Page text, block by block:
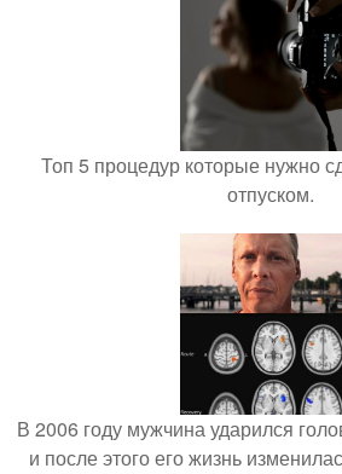
Топ 5 процедур которые нужно
отпуском.
В 2006 году мужчина ударился
и после этого его жизнь